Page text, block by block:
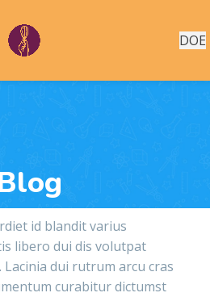
DOE
id blandit varius
libero dui dis volutpat
Lacinia dui rutrum arcu cras
curabitur dictumst